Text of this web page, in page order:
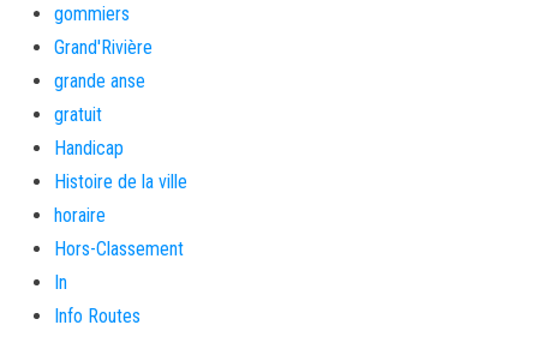
gommiers
Grand'Rivière
grande anse
gratuit
Handicap
Histoire de la ville
horaire
Hors-Classement
In
Info Routes